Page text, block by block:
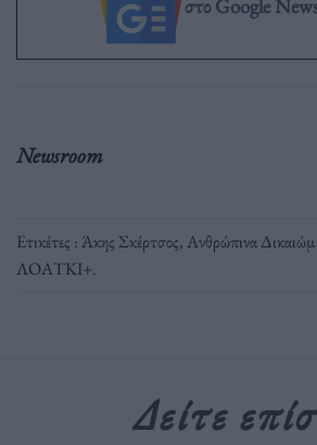
στο Google
Newsroom
Ετικέτες :Άκης Σκέρτσος,Ανθρώπινα
ΛΟΑΤΚΙ+.
Δείτε